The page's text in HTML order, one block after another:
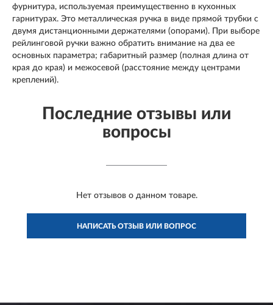
фурнитура, используемая преимущественно в кухонных
гарнитурах. Это металлическая ручка в виде прямой трубки с
двумя дистанционными держателями (опорами). При выборе
рейлинговой ручки важно обратить внимание на два ее
основных параметра; габаритный размер (полная длина от
края до края) и межосевой (расстояние между центрами
креплений).
Последние отзывы или
вопросы
Нет отзывов о данном товаре.
НАПИСАТЬ ОТЗЫВ ИЛИ ВОПРОС